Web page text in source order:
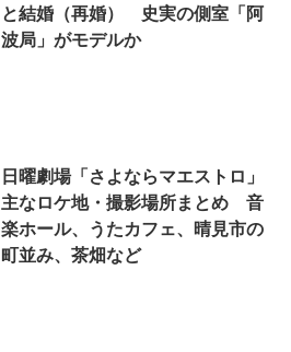
と結婚（再婚） 史実の側室「阿
波局」がモデルか
日曜劇場「さよならマエストロ」
主なロケ地・撮影場所まとめ 音
楽ホール、うたカフェ、晴見市の
町並み、茶畑など